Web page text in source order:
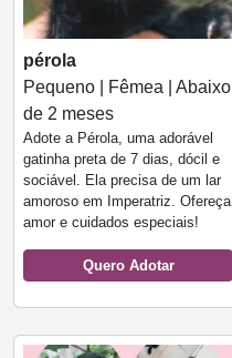
pérola
Pequeno | Fêmea | Abaixo
de 2 meses
Adote a Pérola, uma adorável
gatinha preta de 7 dias, dócil e
sociável. Ela precisa de um lar
amoroso em Imperatriz. Ofereça
amor e cuidados especiais!
Quero Adotar